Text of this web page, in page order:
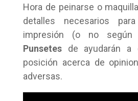
Hora de peinarse o
detalles necesarios
impresión (o no
Punsetesde ayudarán a
posición acerca de
adversas.